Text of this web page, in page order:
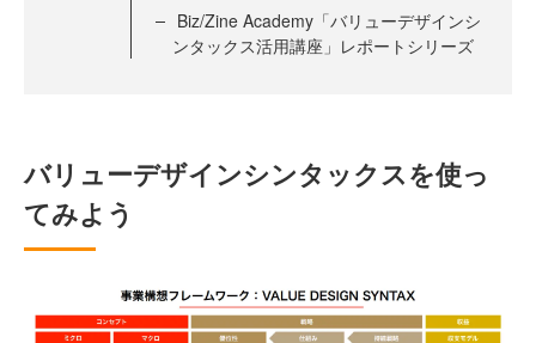
Biz/Zine Academy「バリューデザインシ
ンタックス活用講座」レポートシリーズ
バリューデザインシンタックスを使っ
てみよう